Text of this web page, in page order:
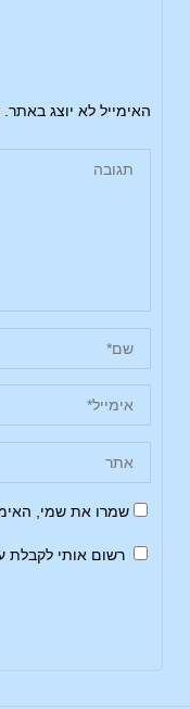
האימייל לא יוצג באתר.
שמרו את שמי,
רשום אותי לקבלת